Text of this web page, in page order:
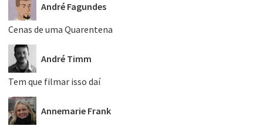
André Fagundes
Cenas de uma Quarentena
André Timm
Tem que filmar isso daí
Annemarie Frank